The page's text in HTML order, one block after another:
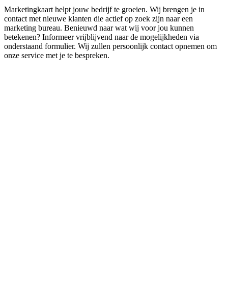
Marketingkaart helpt jouw bedrijf te groeien. Wij brengen je in
contact met nieuwe klanten die actief op zoek zijn naar een
marketing bureau. Benieuwd naar wat wij voor jou kunnen
betekenen? Informeer vrijblijvend naar de mogelijkheden via
onderstaand formulier. Wij zullen persoonlijk contact opnemen om
onze service met je te bespreken.